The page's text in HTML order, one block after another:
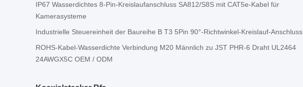
IP67 Wasserdichtes 8-Pin-Kreislaufanschluss SA812/S8S mit CAT5e-Kabel für
Kamerasysteme
Industrielle Steuereinheit der Baureihe B T3 5Pin 90°-Richtwinkel-Kreislauf-Anschluss
ROHS-Kabel-Wasserdichte Verbindung M20 Männlich zu JST PHR-6 Draht UL2464
24AWGX5C OEM / ODM